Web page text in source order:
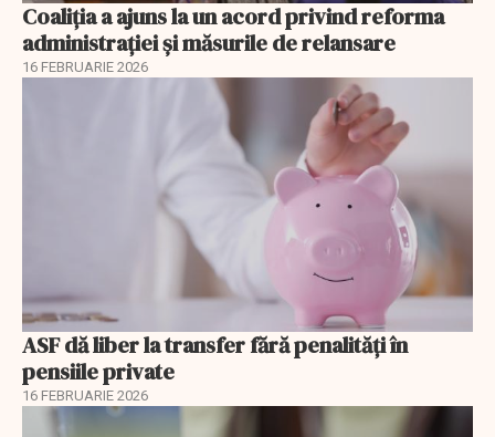
Coaliția a ajuns la un acord privind reforma
administrației și măsurile de relansare
16 FEBRUARIE 2026
ASF dă liber la transfer fără penalități în
pensiile private
16 FEBRUARIE 2026